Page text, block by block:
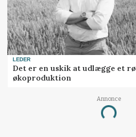
LEDER
Det er en uskik at udlægge et
økoproduktion
Annonce
Loading...